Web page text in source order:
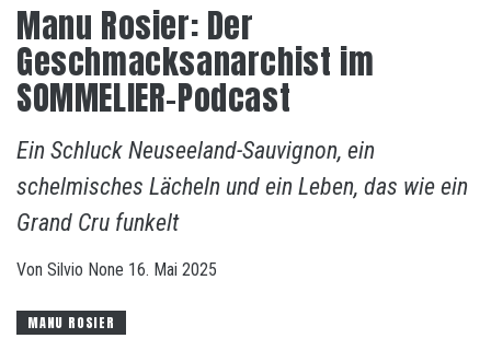
Manu Rosier: Der
Geschmacksanarchist im
SOMMELIER-Podcast
Ein Schluck Neuseeland-Sauvignon, ein
schelmisches Lächeln und ein Leben, das wie ein
Grand Cru funkelt
Von Silvio None 16. Mai 2025
MANU ROSIER